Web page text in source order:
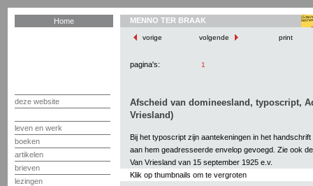
Home
deze website
leven en werk
boeken
artikelen
brieven
lezingen
MENNO TER BRAAK
vorige volgende print
pagina's: 1
Afscheid van domineesland, typoscript,
Vriesland)
Bij het typoscript zijn aantekeningen in het
aan hem geadresseerde envelop gevoegd. Zie ook
Van Vriesland van 15 september 1925 e.v.
Klik op thumbnails om te vergroten